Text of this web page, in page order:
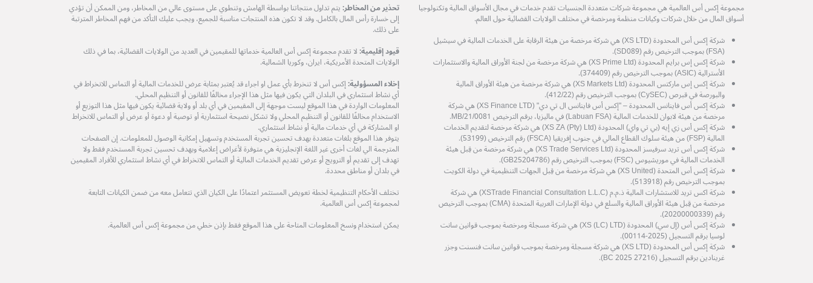
مجموعة إكس أس العالمية هي مجموعة شركات متعددة الجنسيات تقدم خدمات في مجال الأسواق المالية وتكنولوجيا
أسواق المال من خلال شركات وكيانات منظمة ومرخصة في مختلف الولايات القضائية حول العالم.
شركة إكس أس المحدودة (XS LTD) هي شركة مرخصة من هيئة الرقابة على الخدمات المالية في سيشيل
(FSA) بموجب الترخيص رقم (SD089).
شركة إكس إس برايم المحدودة (XS Prime Ltd) هي شركة مرخصة من لجنة الأوراق المالية والاستثمارات
الأسترالية (ASIC) بموجب الترخيص رقم (374409).
شركة إكس إس ماركتس المحدودة (XS Markets Ltd) هي شركة مرخصة من هيئة الأوراق المالية
والبورصة في قبرص (CySEC) بموجب الترخيص رقم (412/22).
شركة إكس أس فاينانس المحدودة – "إكس أس فاينانس ال تي دي" (XS Finance LTD) هي شركة
مرخصة من هيئة لابوان للخدمات المالية (Labuan FSA) في ماليزيا، برقم الترخيص MB/21/0081.
شركة إكس أس زي إيه (بي تي واي) المحدودة (XS ZA (Pty) Ltd) هي شركة مرخصة لتقديم الخدمات
المالية (FSP) من هيئة سلوك القطاع المالي في جنوب إفريقيا (FSCA) رقم الترخيص (53199).
شركة إكس أس تريد سرفيسز المحدودة (XS Trade Services Ltd) هي شركة مرخصة من قِبل هيئة
الخدمات المالية في موريشيوس (FSC) بموجب الترخيص رقم (GB25204786).
شركة إكس أس المتحدة (XS United) هي شركة مرخصة من قِبل الجهات التنظيمية في دولة الكويت
بموجب الترخيص رقم (513918).
شركة اكس تريد للاستشارات المالية ذ.م.م (XSTrade Financial Consultation L.L.C) هي شركة
مرخصة من قِبل هيئة الأوراق المالية والسلع في دولة الإمارات العربية المتحدة (CMA) بموجب الترخيص
رقم (20200000339).
شركة إكس أس (إل سي) المحدودة (XS (LC) LTD) هي شركة مسجلة ومرخصة بموجب قوانين سانت
لوسيا برقم التسجيل (2025-00114).
شركة إكس أس المحدودة (XS LTD) هي شركة مسجلة ومرخصة بموجب قوانين سانت فنسنت وجزر
غرينادين برقم التسجيل (27216 BC 2025).
تحذير من المخاطر: يتم تداول منتجاتنا بواسطة الهامش وتنطوي على مستوى عالي من المخاطر، ومن الممكن أن تؤدي
إلى خسارة رأس المال بالكامل. وقد لا تكون هذه المنتجات مناسبة للجميع، ويجب عليك التأكد من فهم المخاطر المترتبة
على ذلك.
قيود إقليمية: لا تقدم مجموعة إكس أس العالمية خدماتها للمقيمين في العديد من الولايات القضائية، بما في ذلك
الولايات المتحدة الأمريكية، ايران، وكوريا الشمالية.
إخلاء المسؤولية:إكس أس لا تنخرط بأي عمل او اجراء قد يُعتبر بمثابة عرض للخدمات المالية أو التماس للانخراط في
أي نشاط استثماري في البلدان التي يكون فيها مثل هذا الإجراء مخالفًا للقانون أو التنظيم المحلي.
المعلومات الواردة في هذا الموقع ليست موجهة إلى المقيمين في أي بلد أو ولاية قضائية يكون فيها مثل هذا التوزيع أو
الاستخدام مخالفًا للقانون أو التنظيم المحلي ولا تشكل نصيحة استثمارية أو توصية أو دعوة أو عرض أو التماس للانخراط
او المشاركة في أي خدمات مالية أو نشاط استثماري.
يتوفر هذا الموقع بلغات متعددة بهدف تحسين تجربة المستخدم وتسهيل إمكانية الوصول للمعلومات. إن الصفحات
المترجمة الي لغات أخرى غير اللغة الإنجليزية هي متوفرة لأغراض إعلامية وبهدف تحسين تجربة المستخدم فقط ولا
تهدف إلى تقديم أو الترويج أو عرض تقديم الخدمات المالية أو التماس للانخراط في أي نشاط استثماري للأفراد المقيمين
في بلدان أو مناطق محددة.
تختلف الأحكام التنظيمية لخطة تعويض المستثمر اعتمادًا على الكيان الذي تتعامل معه من ضمن الكيانات التابعة
لمجموعة إكس أس العالمية.
يمكن استخدام ونسخ المعلومات المتاحة على هذا الموقع فقط بإذن خطي من مجموعة إكس أس العالمية.